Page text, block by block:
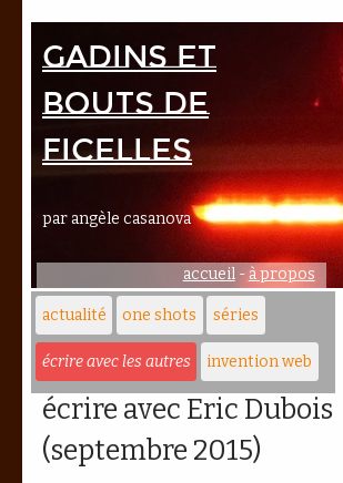
Gadins et
bouts de
ficelles
par angèle casanova
accueil-à propos
actualité one shots séries
écrire avec les autres invention web
écrire avec Eric Dubois
(septembre 2015)